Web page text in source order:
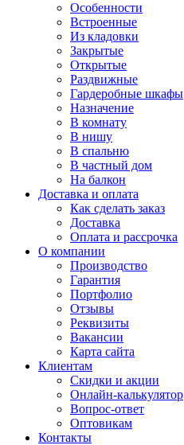
Особенности
Встроенные
Из кладовки
Закрытые
Открытые
Раздвижные
Гардеробные шкафы
Назначение
В комнату
В нишу
В спальню
В частный дом
На балкон
Доставка и оплата
Как сделать заказ
Доставка
Оплата и рассрочка
О компании
Производство
Гарантия
Портфолио
Отзывы
Реквизиты
Вакансии
Карта сайта
Клиентам
Скидки и акции
Онлайн-калькулятор
Вопрос-ответ
Оптовикам
Контакты